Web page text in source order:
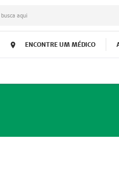
aqui
ENCONTRE UM MÉDICO